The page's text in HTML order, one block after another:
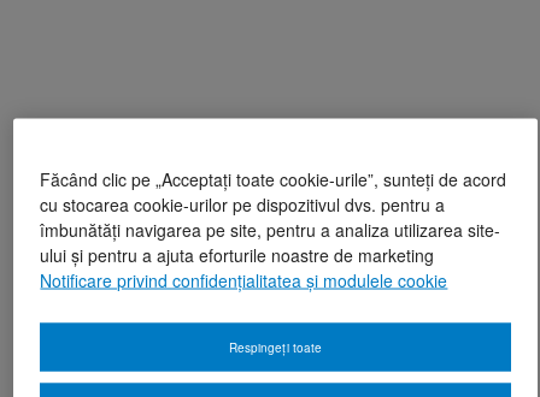
Făcând clic pe „Acceptați toate cookie-urile”, sunteți de acord
cu stocarea cookie-urilor pe dispozitivul dvs. pentru a
îmbunătăți navigarea pe site, pentru a analiza utilizarea site-
ului și pentru a ajuta eforturile noastre de marketing
Notificare privind confidențialitatea și modulele cookie
Respingeți toate